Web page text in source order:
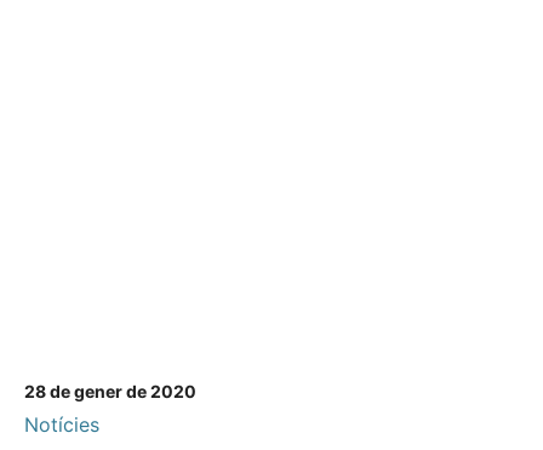
28 de gener de 2020
Notícies